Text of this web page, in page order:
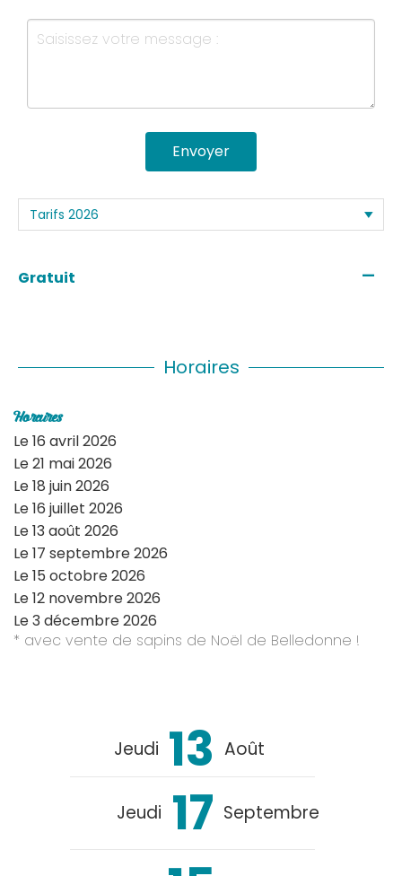
Envoyer
Gratuit —
Horaires
Horaires
Le16 avril 2026
Le21 mai 2026
Le18 juin 2026
Le16 juillet 2026
Le13 août 2026
Le17 septembre 2026
Le15 octobre 2026
Le12 novembre 2026
Le3 décembre 2026
* avec vente de sapins de Noël de Belledonne !
Jeudi 13 Août
Jeudi 17 Septembre